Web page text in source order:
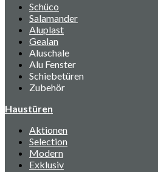
Schüco
Salamander
Aluplast
Gealan
Aluschale
Alu Fenster
Schiebetüren
Zubehör
Haustüren
Aktionen
Selection
Modern
Exklusiv